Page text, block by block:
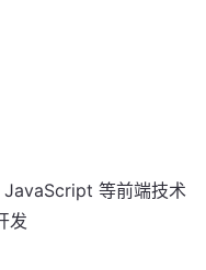
等前端技术
发